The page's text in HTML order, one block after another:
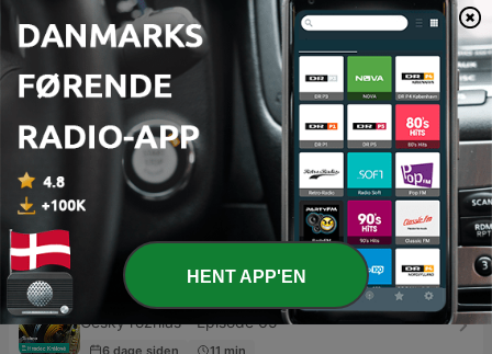
Mythos
Lauge Hendriksen og Sophus Helle - Episode 16
Samtaler der forandrer
Malene Akpuaka Brandt Andersen - Episode 10
09 mar. 2020
Bird Sounds
04 aug. 2025
Techno
Český rozhlas - Episode 65
6 dage siden 11 min
HENT APP'EN